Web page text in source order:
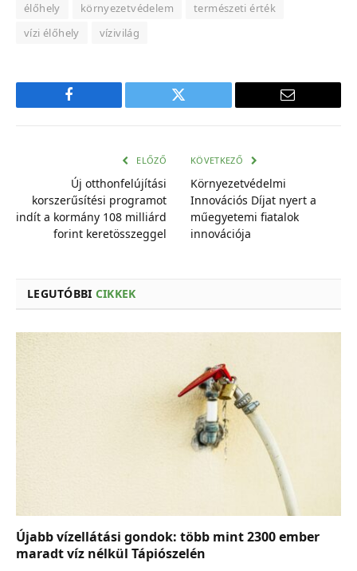
élőhely környezetvédelem
természeti érték
vízi élőhely
vízivilág
Facebook Twitter
E-
ELŐZŐ
Új otthonfelújítási
korszerűsítési programot
indít a kormány 108 milliárd
forint keretösszeggel
KÖVETKEZŐ
Környezetvédelmi
Innovációs Díjat nyert a
műegyetemi fiatalok
innovációja
LEGUTÓBBI CIKKEK
Újabb vízellátási gondok: több mint 2300 ember
maradt víz nélkül Tápiószelén